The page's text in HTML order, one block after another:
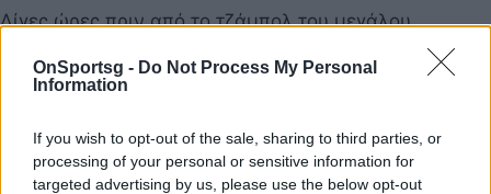
OnSportsg - Do Not Process My Personal
Information
If you wish to opt-out of the sale, sharing to third parties, or
processing of your personal or sensitive information for
targeted advertising by us, please use the below opt-out
Λίγες ώρες πριν από το τζάμπολ του μεγάλου
ημιτελικού του Eurobasket 2025, Τουρκία – Ελλάδα,
δεκάδες Έλληνες βρέθηκαν στο ξενοδοχείο, για να…